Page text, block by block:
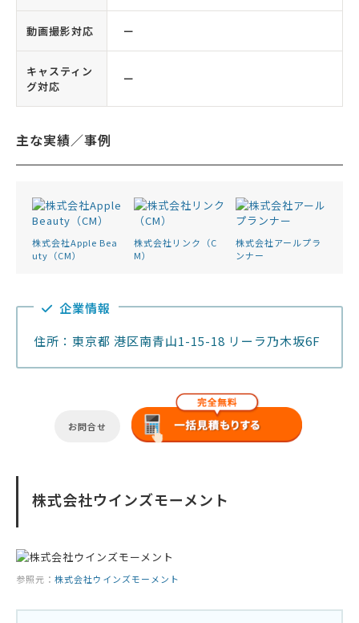
動画撮影対応 ー
キャスティン
グ対応
ー
主な実績／事例
株式会社Apple Bea
uty（CM）
株式会社リンク（C
M）
株式会社アールプラ
ンナー
企業情報
住所：東京都 港区南青山1-15-18 リーラ乃木坂6F
お問合せ
株式会社ウインズモーメント
参照元： 株式会社ウインズモーメント